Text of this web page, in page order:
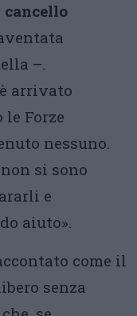
–.
arrivato
Forze
nessuno.
si sono
e
aiuto».
come il
senza